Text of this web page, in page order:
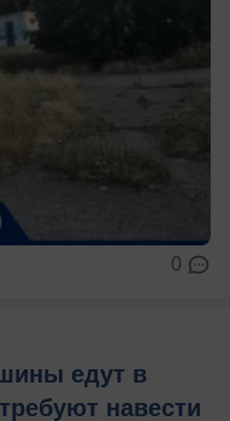
0
едут в
навести